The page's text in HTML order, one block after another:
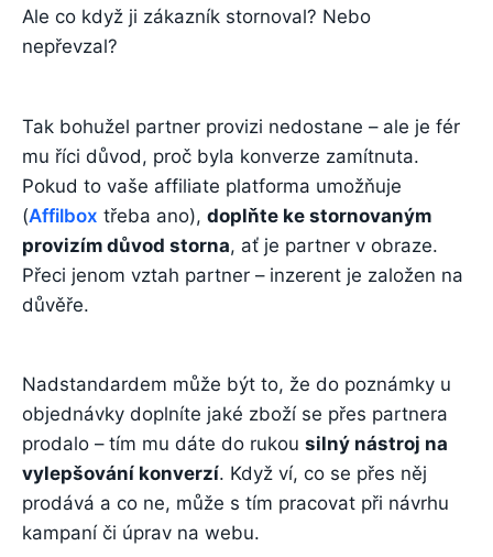
Ale co když ji zákazník stornoval? Nebo
nepřevzal?
Tak bohužel partner provizi nedostane – ale je fér
mu říci důvod, proč byla konverze zamítnuta.
Pokud to vaše affiliate platforma umožňuje
(Affilbox třeba ano), doplňte ke stornovaným
provizím důvod storna, ať je partner v obraze.
Přeci jenom vztah partner – inzerent je založen na
důvěře.
Nadstandardem může být to, že do poznámky u
objednávky doplníte jaké zboží se přes partnera
prodalo – tím mu dáte do rukou silný nástroj na
vylepšování konverzí. Když ví, co se přes něj
prodává a co ne, může s tím pracovat při návrhu
kampaní či úprav na webu.